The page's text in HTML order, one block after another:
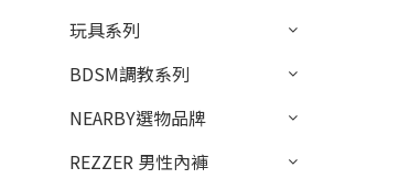
玩具系列
BDSM調教系列
NEARBY選物品牌
REZZER 男性內褲